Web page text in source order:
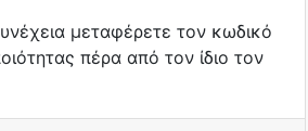
μεταφέρετε τον κωδικό
πέρα από τον ίδιο τον